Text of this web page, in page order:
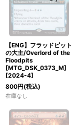
【ENG】フラッドピット
の大主/Overlord of the
Floodpits
[MTG_DSK_0373_M]
[2024-4]
800円(税込)
在庫なし